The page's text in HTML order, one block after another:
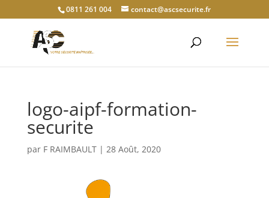
0811 261 004 contact@ascsecurite.fr
logo-aipf-formation-
securite
par F RAIMBAULT| 28 Août, 2020